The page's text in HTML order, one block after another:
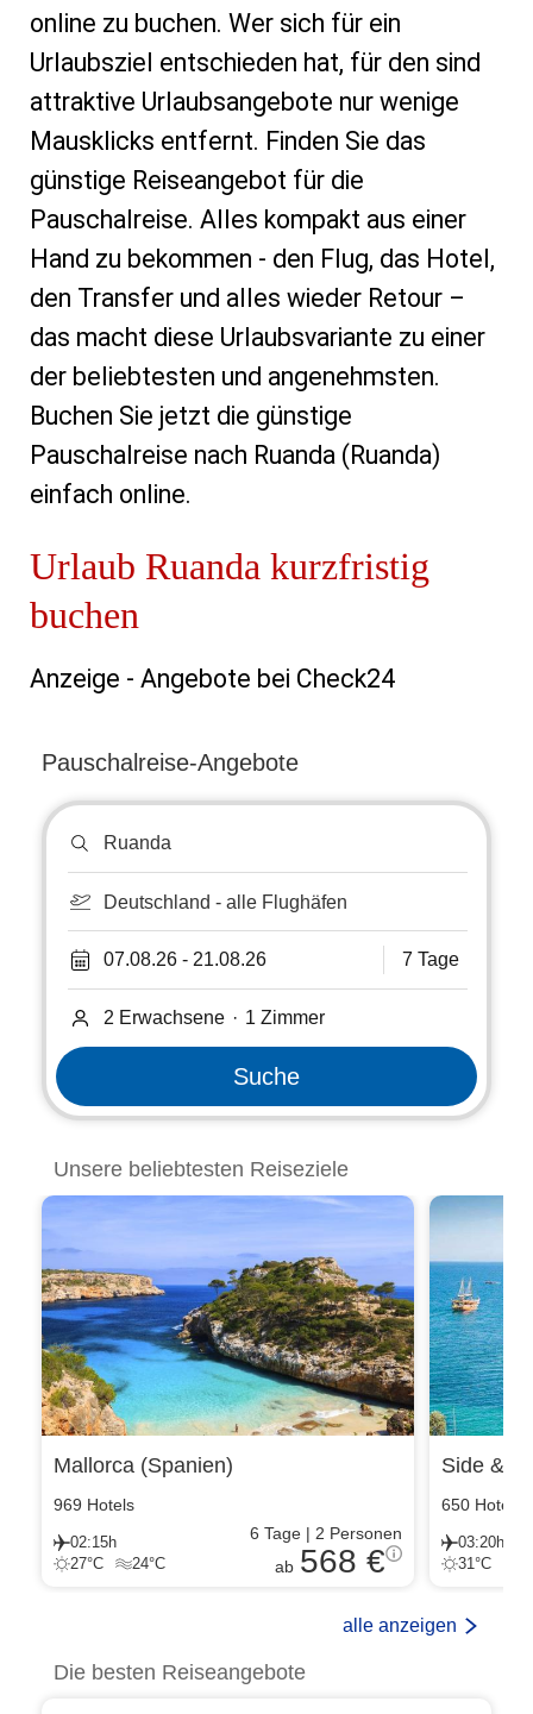
online zu buchen. Wer sich für ein
Urlaubsziel entschieden hat, für den sind
attraktive Urlaubsangebote nur wenige
Mausklicks entfernt. Finden Sie das
günstige Reiseangebot für die
Pauschalreise. Alles kompakt aus einer
Hand zu bekommen - den Flug, das Hotel,
den Transfer und alles wieder Retour –
das macht diese Urlaubsvariante zu einer
der beliebtesten und angenehmsten.
Buchen Sie jetzt die günstige
Pauschalreise nach Ruanda (Ruanda)
einfach online.
Urlaub Ruanda kurzfristig
buchen
Anzeige - Angebote bei Check24